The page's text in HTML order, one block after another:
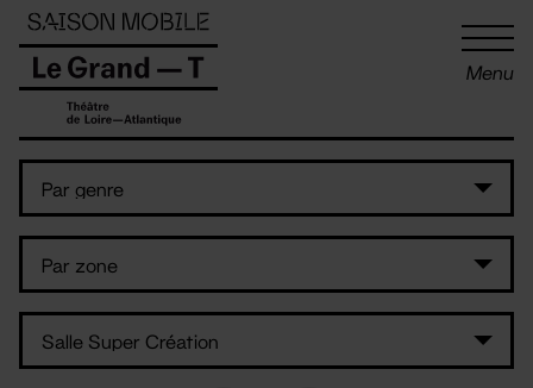
Menu
Panneau de gestion des cookies